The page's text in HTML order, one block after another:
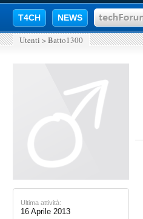
T4CH NEWS
Utenti > Batto1300
Ultima attività:
16 Aprile 2013